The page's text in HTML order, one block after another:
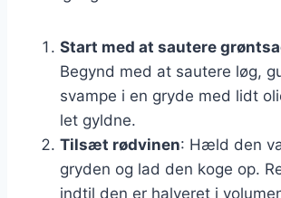
Start med at sautere
Begynd med at sautere løg,
svampe i en gryde med lidt
let gyldne.
Tilsæt rødvinen: Hæld den
gryden og lad den koge op.
indtil den er halveret i